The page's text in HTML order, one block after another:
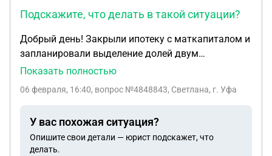
Подскажите, что делать в такой ситуации?
Добрый день! Закрыли ипотеку с маткапиталом и
запланировали выделение долей двум
совершеннолетним детям. Но один из детей
соглашения. Подскажите, что делать в такой
Показать полностью
06 февраля, 16:40, вопрос №4848843, Светлана, г. Уфа
У вас похожая ситуация?
Опишите свои детали — юрист подскажет, что
делать.